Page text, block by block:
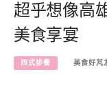
超乎想像高
美食享宴
西式排餐 美食好芃